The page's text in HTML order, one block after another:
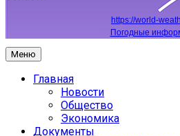
https://world-
Погодные
Меню
Главная
Новости
Общество
Экономика
Документы